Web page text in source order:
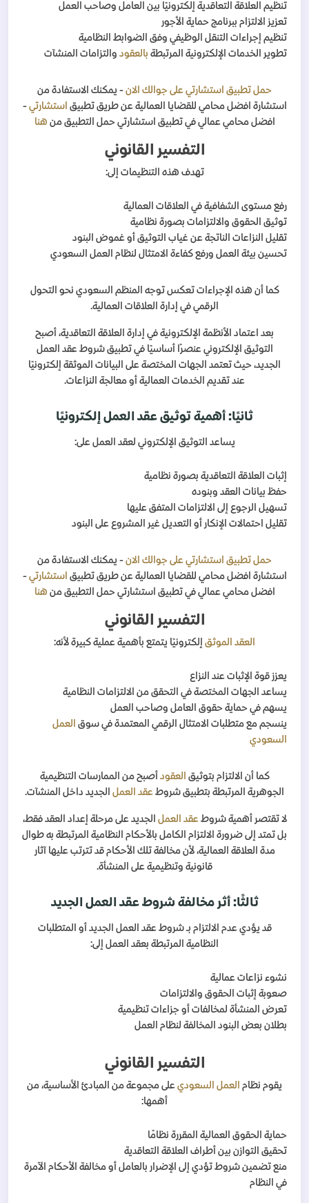
تنظيم العلاقة التعاقدية إلكترونيًا بين العامل وصاحب العمل
تعزيز الالتزام ببرنامج حماية الأجور
تنظيم إجراءات التنقل الوظيفي وفق الضوابط النظامية
تطوير الخدمات الإلكترونية المرتبطة بالعقود والتزامات المنشآت
حمل تطبيق استشارتي على جوالك الان - يمكنك الاستفادة من
استشارة افضل محامي للقضايا العمالية عن طريق تطبيق استشارتي-
افضل محامي عمالي في تطبيق استشارتي حمل التطبيق من هنا
التفسير القانوني
تهدف هذه التنظيمات إلى:
رفع مستوى الشفافية في العلاقات العمالية
توثيق الحقوق والالتزامات بصورة نظامية
تقليل النزاعات الناتجة عن غياب التوثيق أو غموض البنود
تحسين بيئة العمل ورفع كفاءة الامتثال لنظام العمل السعودي
كما أن هذه الإجراءات تعكس توجه المنظم السعودي نحو التحول
الرقمي في إدارة العلاقات العمالية.
بعد اعتماد الأنظمة الإلكترونية في إدارة العلاقة التعاقدية، أصبح
التوثيق الإلكتروني عنصرًا أساسيًا في تطبيق شروط عقد العمل
الجديد، حيث تعتمد الجهات المختصة على البيانات الموثقة إلكترونيًا
عند تقديم الخدمات العمالية أو معالجة النزاعات.
ثانيًا: أهمية توثيق عقد العمل إلكترونيًا
يساعد التوثيق الإلكتروني لعقد العمل على:
إثبات العلاقة التعاقدية بصورة نظامية
حفظ بيانات العقد وبنوده
تسهيل الرجوع إلى الالتزامات المتفق عليها
تقليل احتمالات الإنكار أو التعديل غير المشروع على البنود
حمل تطبيق استشارتي على جوالك الان - يمكنك الاستفادة من
استشارة افضل محامي للقضايا العمالية عن طريق تطبيق استشارتي-
افضل محامي عمالي في تطبيق استشارتي حمل التطبيق من هنا
التفسير القانوني
العقد الموثق إلكترونيًا يتمتع بأهمية عملية كبيرة لأنه:
يعزز قوة الإثبات عند النزاع
يساعد الجهات المختصة في التحقق من الالتزامات النظامية
يسهم في حماية حقوق العامل وصاحب العمل
ينسجم مع متطلبات الامتثال الرقمي المعتمدة في سوق العمل
السعودي
كما أن الالتزام بتوثيق العقود أصبح من الممارسات التنظيمية
الجوهرية المرتبطة بتطبيق شروط عقد العمل الجديد داخل المنشآت.
لا تقتصر أهمية شروطعقد العمل الجديد على مرحلة إعداد العقد فقط،
بل تمتد إلى ضرورة الالتزام الكامل بالأحكام النظامية المرتبطة به طوال
مدة العلاقة العمالية، لأن مخالفة تلك الأحكام قد تترتب عليها آثار
قانونية وتنظيمية على المنشأة.
ثالثًا: أثر مخالفة شروط عقد العمل الجديد
قد يؤدي عدم الالتزام بـ شروط عقد العمل الجديد أو المتطلبات
النظامية المرتبطة بعقد العمل إلى:
نشوء نزاعات عمالية
صعوبة إثبات الحقوق والالتزامات
تعرض المنشأة لمخالفات أو جزاءات تنظيمية
بطلان بعض البنود المخالفة لنظام العمل
التفسير القانوني
يقوم نظام العمل السعودي على مجموعة من المبادئ الأساسية، من
أهمها:
حماية الحقوق العمالية المقررة نظامًا
تحقيق التوازن بين أطراف العلاقة التعاقدية
منع تضمين شروط تؤدي إلى الإضرار بالعامل أو مخالفة الأحكام الآمرة
في النظام